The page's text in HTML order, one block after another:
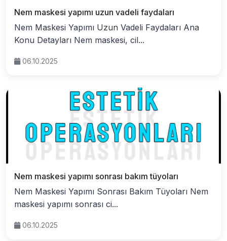
Nem maskesi yapımı uzun vadeli faydaları
Nem Maskesi Yapımı Uzun Vadeli Faydaları Ana
Konu Detayları Nem maskesi, cil...
06.10.2025
Nem maskesi yapımı sonrası bakım tüyoları
Nem Maskesi Yapımı Sonrası Bakım Tüyoları Nem
maskesi yapımı sonrası ci...
06.10.2025